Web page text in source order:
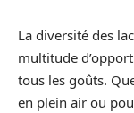
La diversité des
multitude
tous les goûts.
en plein air ou